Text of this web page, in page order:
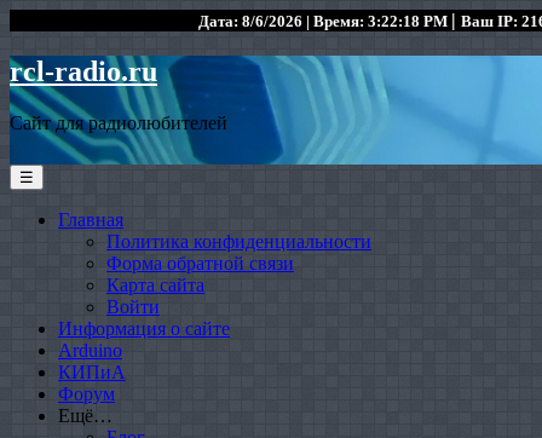
Дата: 8/6/2026 | Время: 3:22:18 PM | Ваш IP:
rcl-radio.ru
Сайт для радиолюбителей
☰
Главная
Политика конфиденциальности
Форма обратной связи
Карта сайта
Войти
Информация о сайте
Arduino
КИПиА
Форум
Ещё…